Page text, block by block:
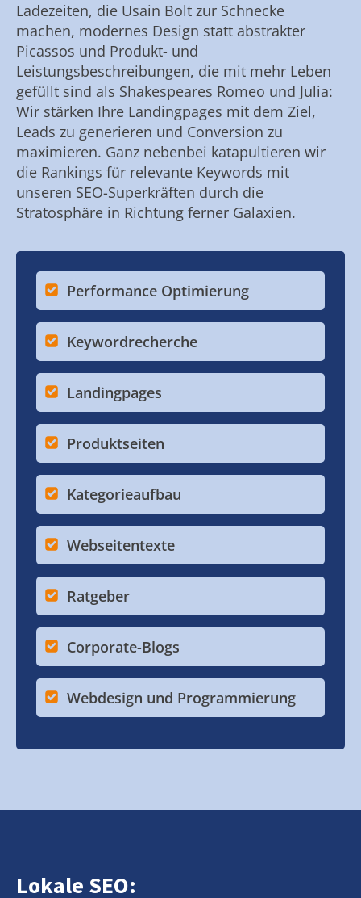
Ladezeiten, die Usain Bolt zur Schnecke
machen, modernes Design statt abstrakter
Picassos und Produkt- und
Leistungsbeschreibungen, die mit mehr Leben
gefüllt sind als Shakespeares Romeo und Julia:
Wir stärken Ihre Landingpages mit dem Ziel,
Leads zu generieren und Conversion zu
maximieren. Ganz nebenbei katapultieren wir
die Rankings für relevante Keywords mit
unseren SEO-Superkräften durch die
Stratosphäre in Richtung ferner Galaxien.
Performance Optimierung
Keywordrecherche
Landingpages
Produktseiten
Kategorieaufbau
Webseitentexte
Ratgeber
Corporate-Blogs
Webdesign und Programmierung
Lokale SEO: